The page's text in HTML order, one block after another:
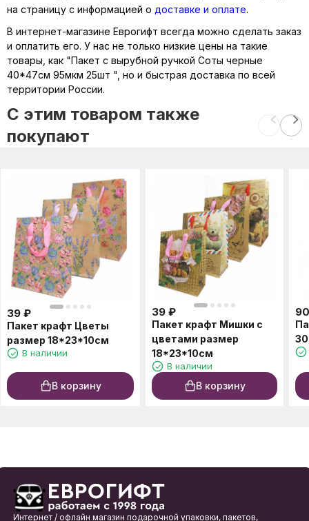
на страницу с информацией о доставке и оплате.
В интернет-магазине Еврогифт всегда можно сделать заказ
и оплатить его. У нас не только низкие цены на такие
товары, как "Пакет с вырубной ручкой Соты черные
40*47см 95мкм 25шт ", но и быстрая доставка по всей
территории России.
C этим товаром также
покупают
39 ₽
Пакет крафт Цветы
размер 18*23*10см
В наличии
В корзину
39 ₽
Пакет крафт Мишки с
цветами размер
18*23*10см
В наличии
В корзину
90
Интернет / офлайн магазин подарочной упаковки, пакетов,